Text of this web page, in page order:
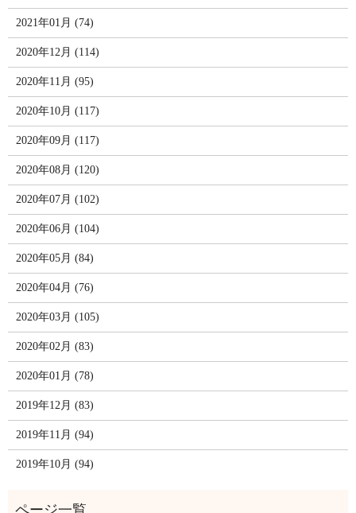
2021年01月 (74)
2020年12月 (114)
2020年11月 (95)
2020年10月 (117)
2020年09月 (117)
2020年08月 (120)
2020年07月 (102)
2020年06月 (104)
2020年05月 (84)
2020年04月 (76)
2020年03月 (105)
2020年02月 (83)
2020年01月 (78)
2019年12月 (83)
2019年11月 (94)
2019年10月 (94)